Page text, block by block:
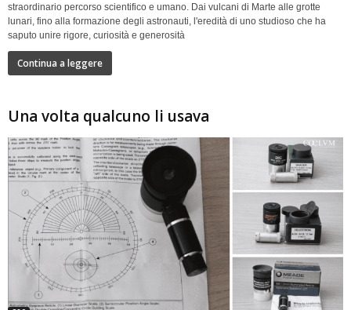
straordinario percorso scientifico e umano. Dai vulcani di Marte alle grotte
lunari, fino alla formazione degli astronauti, l'eredità di uno studioso che ha
saputo unire rigore, curiosità e generosità
Continua a leggere
Una volta qualcuno li usava